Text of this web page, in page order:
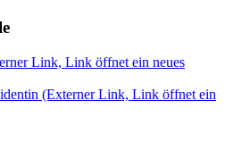
Link, Link öffnet ein neues
(Externer Link, Link öffnet ein